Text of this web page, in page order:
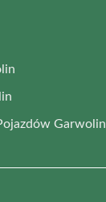
Garwolin